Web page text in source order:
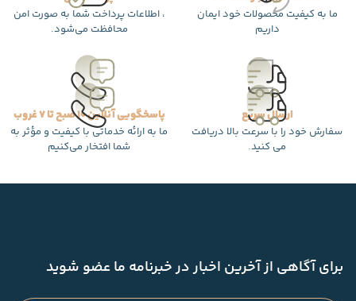
ما به کیفیت محصولات خود ایمان
داریم
، اطلاعات پرداخت شما به صورت امن
محافظت می‌شود.
ارسال سریع
سفارش خود را با سرعت بالا دریافت
می کنید.
پاسخگویی آنلاین 10 صبح تا 7 غروب
ما به ارائه خدماتی با کیفیت و مؤثر به
شما افتخار می‌کنیم
برای آگاهی از آخرین اخبار در خبرنامه ما عضو شوید